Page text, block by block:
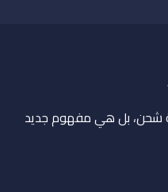
شحن، بل هي مفهوم جديد